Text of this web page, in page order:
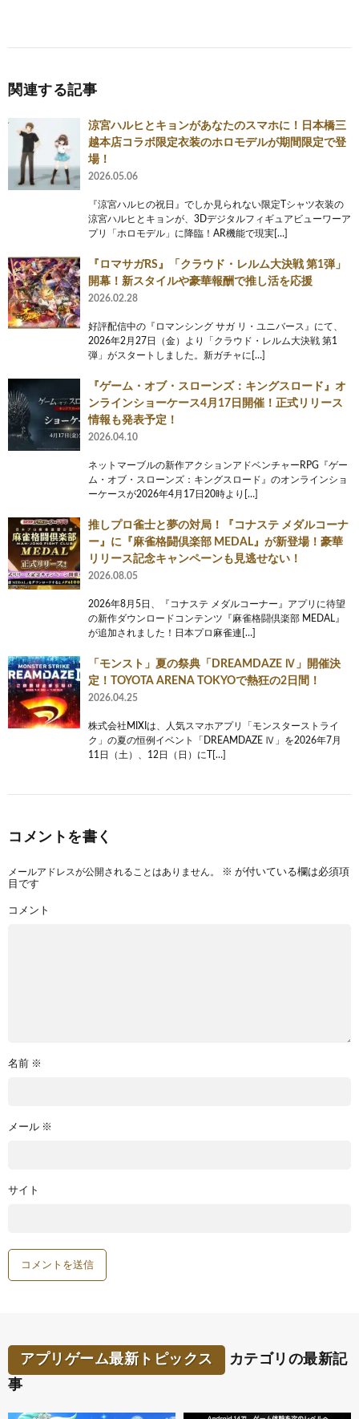
関連する記事
涼宮ハルヒとキョンがあなたのスマホに！日本橋三
越本店コラボ限定衣装のホロモデルが期間限定で登
場！
2026.05.06
『涼宮ハルヒの祝日』でしか見られない限定Tシャツ衣装の
涼宮ハルヒとキョンが、3Dデジタルフィギュアビューワーア
プリ「ホロモデル」に降臨！AR機能で現実[…]
『ロマサガRS』「クラウド・レルム大決戦 第1弾」
開幕！新スタイルや豪華報酬で推し活を応援
2026.02.28
好評配信中の『ロマンシング サガ リ・ユニバース』にて、
2026年2月27日（金）より「クラウド・レルム大決戦 第1
弾」がスタートしました。新ガチャに[…]
『ゲーム・オブ・スローンズ：キングスロード』オ
ンラインショーケース4月17日開催！正式リリース
情報も発表予定！
2026.04.10
ネットマーブルの新作アクションアドベンチャーRPG『ゲー
ム・オブ・スローンズ：キングスロード』のオンラインショ
ーケースが2026年4月17日20時より[…]
推しプロ雀士と夢の対局！『コナステ メダルコーナ
ー』に『麻雀格闘倶楽部 MEDAL』が新登場！豪華
リリース記念キャンペーンも見逃せない！
2026.08.05
2026年8月5日、『コナステ メダルコーナー』アプリに待望
の新作ダウンロードコンテンツ『麻雀格闘倶楽部 MEDAL』
が追加されました！日本プロ麻雀連[…]
「モンスト」夏の祭典「DREAMDAZE Ⅳ」開催決
定！TOYOTA ARENA TOKYOで熱狂の2日間！
2026.04.25
株式会社MIXIは、人気スマホアプリ「モンスターストライ
ク」の夏の恒例イベント「DREAMDAZE Ⅳ」を2026年7月
11日（土）、12日（日）にT[…]
コメントを書く
メールアドレスが公開されることはありません。 ※ が付いている欄は必須項
目です
コメント
名前 ※
メール ※
サイト
アプリゲーム最新トピックス
カテゴリの最新記
事